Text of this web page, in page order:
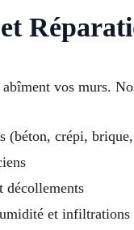
vos murs.
(béton, crépi,
décollements
et infiltrations